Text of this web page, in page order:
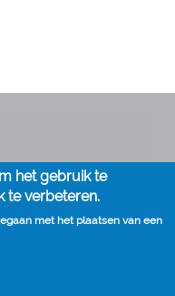
het gebruik te
te verbeteren.
met het plaatsen van een